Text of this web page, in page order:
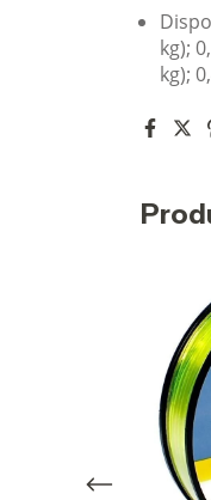
kg);
kg);